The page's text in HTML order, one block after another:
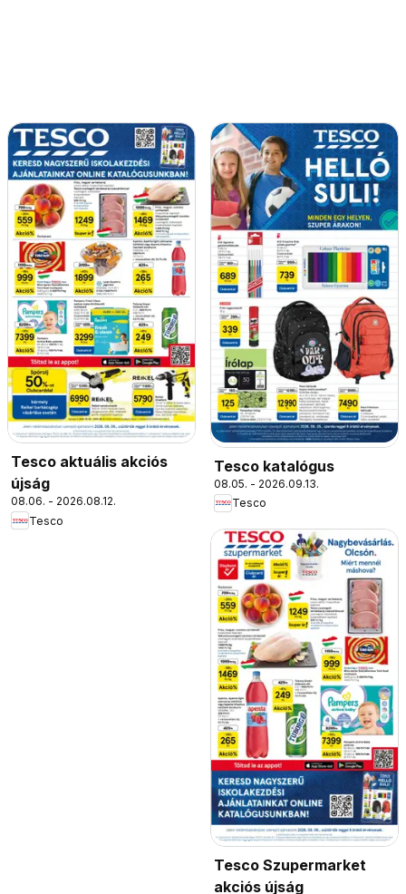
Tesco aktuális akciós
újság
08.06. - 2026.08.12.
Tesco
Tesco katalógus
08.05. - 2026.09.13.
Tesco
Tesco Szupermarket
akciós újság